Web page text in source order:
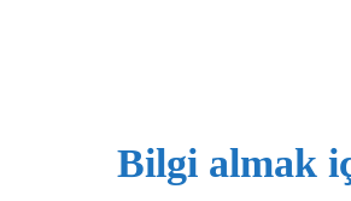
Bilgi almak